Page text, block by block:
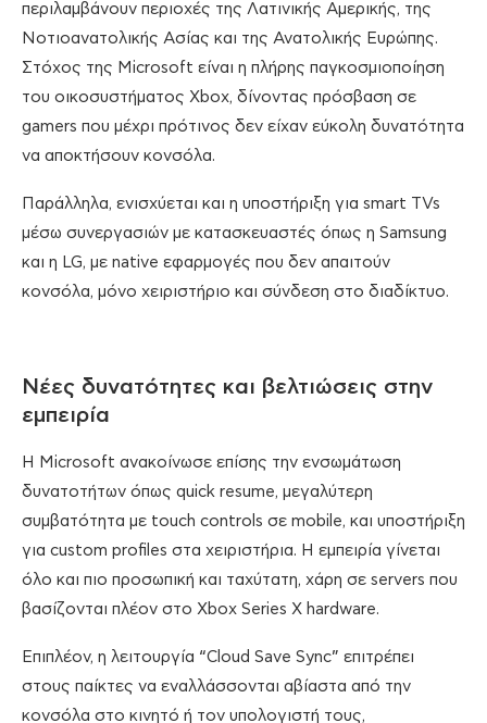
περιλαμβάνουν περιοχές της Λατινικής Αμερικής, της
Νοτιοανατολικής Ασίας και της Ανατολικής Ευρώπης.
Στόχος της Microsoft είναι η πλήρης παγκοσμιοποίηση
του οικοσυστήματος Xbox, δίνοντας πρόσβαση σε
gamers που μέχρι πρότινος δεν είχαν εύκολη δυνατότητα
να αποκτήσουν κονσόλα.
Παράλληλα, ενισχύεται και η υποστήριξη για smart TVs
μέσω συνεργασιών με κατασκευαστές όπως η Samsung
και η LG, με native εφαρμογές που δεν απαιτούν
κονσόλα, μόνο χειριστήριο και σύνδεση στο διαδίκτυο.
Νέες δυνατότητες και βελτιώσεις στην
εμπειρία
Η Microsoft ανακοίνωσε επίσης την ενσωμάτωση
δυνατοτήτων όπως quick resume, μεγαλύτερη
συμβατότητα με touch controls σε mobile, και υποστήριξη
για custom profiles στα χειριστήρια. Η εμπειρία γίνεται
όλο και πιο προσωπική και ταχύτατη, χάρη σε servers που
βασίζονται πλέον στο Xbox Series X hardware.
Επιπλέον, η λειτουργία “Cloud Save Sync” επιτρέπει
στους παίκτες να εναλλάσσονται αβίαστα από την
κονσόλα στο κινητό ή τον υπολογιστή τους,